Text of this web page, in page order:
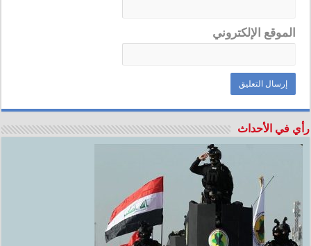
الموقع الإلكتروني
رأي في الأحداث